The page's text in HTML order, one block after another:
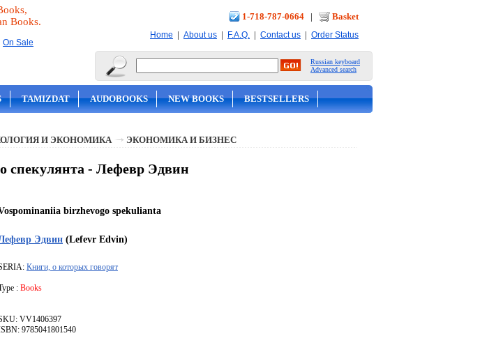
Books.
On Sale
1-718-787-0664 | Basket
Home | About us | F.A.Q. | Contact us | Order Status
Russian keyboard
Advanced search
TAMIZDAT AUDOBOOKS NEW BOOKS BESTSELLERS
И ЭКОНОМИКА ЭКОНОМИКА И БИЗНЕС
спекулянта - Лефевр Эдвин
birzhevogo spekulianta
Эдвин (Lefevr Edvin)
Книги, о которых говорят
: Books
VV1406397
9785041801540